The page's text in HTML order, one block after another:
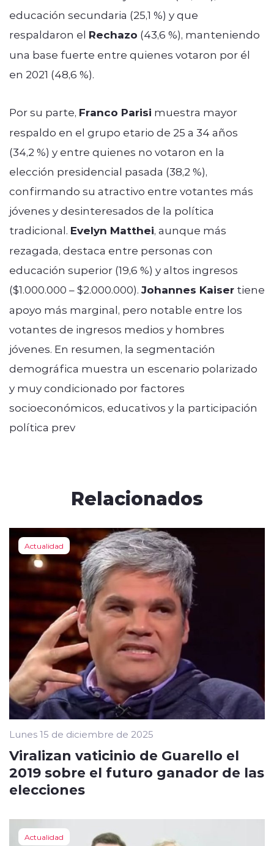
educación secundaria (25,1 %) y que
respaldaron el Rechazo (43,6 %), manteniendo
una base fuerte entre quienes votaron por él
en 2021 (48,6 %).
Por su parte, Franco Parisi muestra mayor
respaldo en el grupo etario de 25 a 34 años
(34,2 %) y entre quienes no votaron en la
elección presidencial pasada (38,2 %),
confirmando su atractivo entre votantes más
jóvenes y desinteresados de la política
tradicional. Evelyn Matthei, aunque más
rezagada, destaca entre personas con
educación superior (19,6 %) y altos ingresos
($1.000.000 – $2.000.000). Johannes Kaiser tiene
apoyo más marginal, pero notable entre los
votantes de ingresos medios y hombres
jóvenes. En resumen, la segmentación
demográfica muestra un escenario polarizado
y muy condicionado por factores
socioeconómicos, educativos y la participación
política prev
Relacionados
Actualidad
Lunes 15 de diciembre de 2025
Viralizan vaticinio de Guarello el
2019 sobre el futuro ganador de las
elecciones
Actualidad